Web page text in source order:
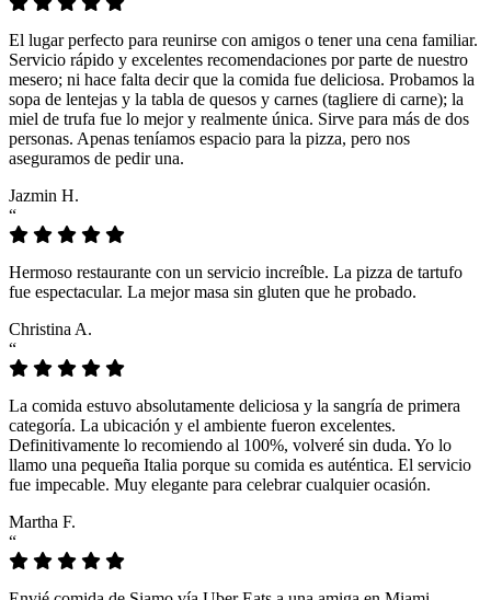
El lugar perfecto para reunirse con amigos o tener una cena familiar.
Servicio rápido y excelentes recomendaciones por parte de nuestro
mesero; ni hace falta decir que la comida fue deliciosa. Probamos la
sopa de lentejas y la tabla de quesos y carnes (tagliere di carne); la
miel de trufa fue lo mejor y realmente única. Sirve para más de dos
personas. Apenas teníamos espacio para la pizza, pero nos
aseguramos de pedir una.
Jazmin H.
“
Hermoso restaurante con un servicio increíble. La pizza de tartufo
fue espectacular. La mejor masa sin gluten que he probado.
Christina A.
“
La comida estuvo absolutamente deliciosa y la sangría de primera
categoría. La ubicación y el ambiente fueron excelentes.
Definitivamente lo recomiendo al 100%, volveré sin duda. Yo lo
llamo una pequeña Italia porque su comida es auténtica. El servicio
fue impecable. Muy elegante para celebrar cualquier ocasión.
Martha F.
“